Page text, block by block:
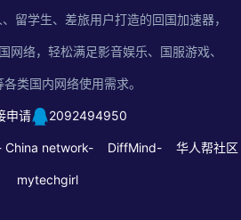
留学生、差旅用户打造的回国加速器，
网络，轻松满足影音娱乐、国服游戏、
类国内网络使用需求。
申请 2092494950
China network- DiffMind- 华人帮社区
mytechgirl